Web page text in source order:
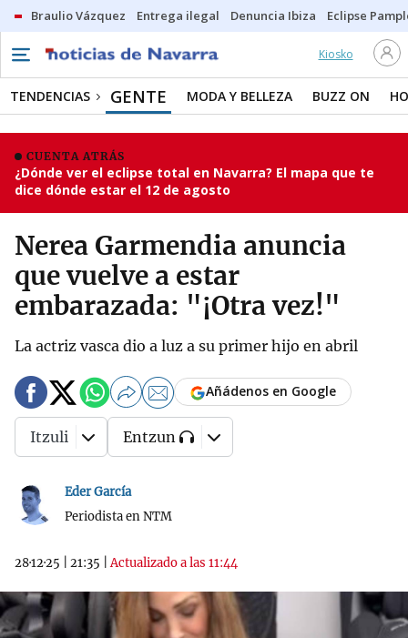
Braulio Vázquez Entrega ilegal Denuncia Ibiza Eclipse
Kiosko
TENDENCIAS GENTE MODA Y BELLEZA BUZZ ON
CUENTA ATRÁS
¿Dónde ver el eclipse total en Navarra? El mapa que te
dice dónde estar el 12 de agosto
Nerea Garmendia anuncia
que vuelve a estar
embarazada: "¡Otra vez!"
La actriz vasca dio a luz a su primer hijo en abril
Eder García
Periodista en NTM
28·12·25 21:35 |Actualizado a las 11:44
Añádenos en Google
Itzuli Entzun